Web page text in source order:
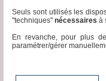
Médias
du
groupe
tvlocale.fr
Seuls sont utilisés les
"techniques" nécessaires à
En revanche, pour plus
paramétrer/gérer